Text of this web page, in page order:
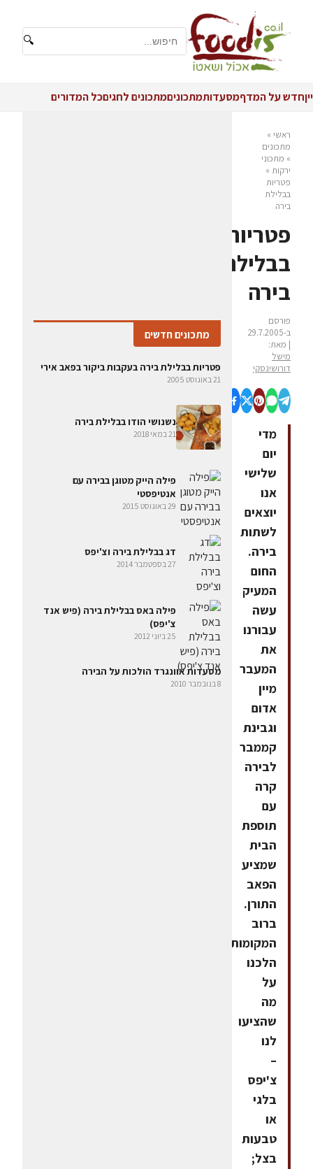
🔍
ייןחדש על המדףמסעדותמתכוניםמתכונים לחגיםכל המדורים
ראשי »
מתכונים
» מתכוני
ירקות »
פטריות
בבלילת
בירה
פטריות
בבלילת
בירה
פורסם
ב-29.7.2005
| מאת:
מישל
דורושינסקי
מדי
יום
שלישי
אנו
יוצאים
לשתות
בירה.
החום
המעיק
עשה
עבורנו
את
המעבר
מיין
אדום
וגבינת
קממבר
לבירה
קרה
עם
תוספת
הבית
שמציע
הפאב
התורן.
ברוב
המקומות
הלכנו
על
מה
שהציעו
לנו
–
צ'יפס
בלגי
או
טבעות
בצל;
מתכונים חדשים
פטריות בבלילת בירה בעקבות ביקור בפאב אירי
21 באוגוסט 2005
נשנושי הודו בבלילת בירה
21 במאי 2018
פילה הייק מטוגן בבירה עם
אנטיפסטי
29 באוגוסט 2015
דג בבלילת בירה וצ'יפס
27 בספטמבר 2014
פילה באס בבלילת בירה (פיש אנד
צ'יפס)
25 ביוני 2012
מסעדות אוונגרד הולכות על הבירה
8 בנובמבר 2010